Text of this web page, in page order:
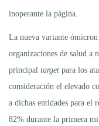
inoperante la página.
La nueva variante ómicron
organizaciones de salud a
principal target para los
consideración el elevado
a dichas entidades para el
82% durante la primera